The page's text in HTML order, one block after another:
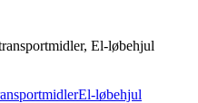
El-løbehjul
El-løbehjul